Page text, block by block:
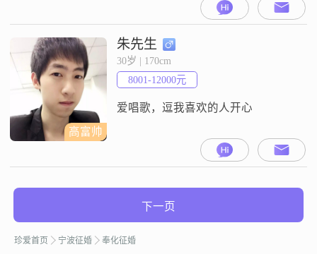
前月收入超过50000元##3002##虽然
我的学历是中专，但我一直通过实
践和学习不断提升自己##3002##性
格方面，我自认为稳重可靠，做事
自信果断，有很强的责任感和担当
##3002##在生活中，我始终保持乐
观积极的
高富帅
朱先生
30岁 | 170cm
8001-12000元
爱唱歌，逗我喜欢的人开心
下一页
珍爱首页 宁波征婚 奉化征婚